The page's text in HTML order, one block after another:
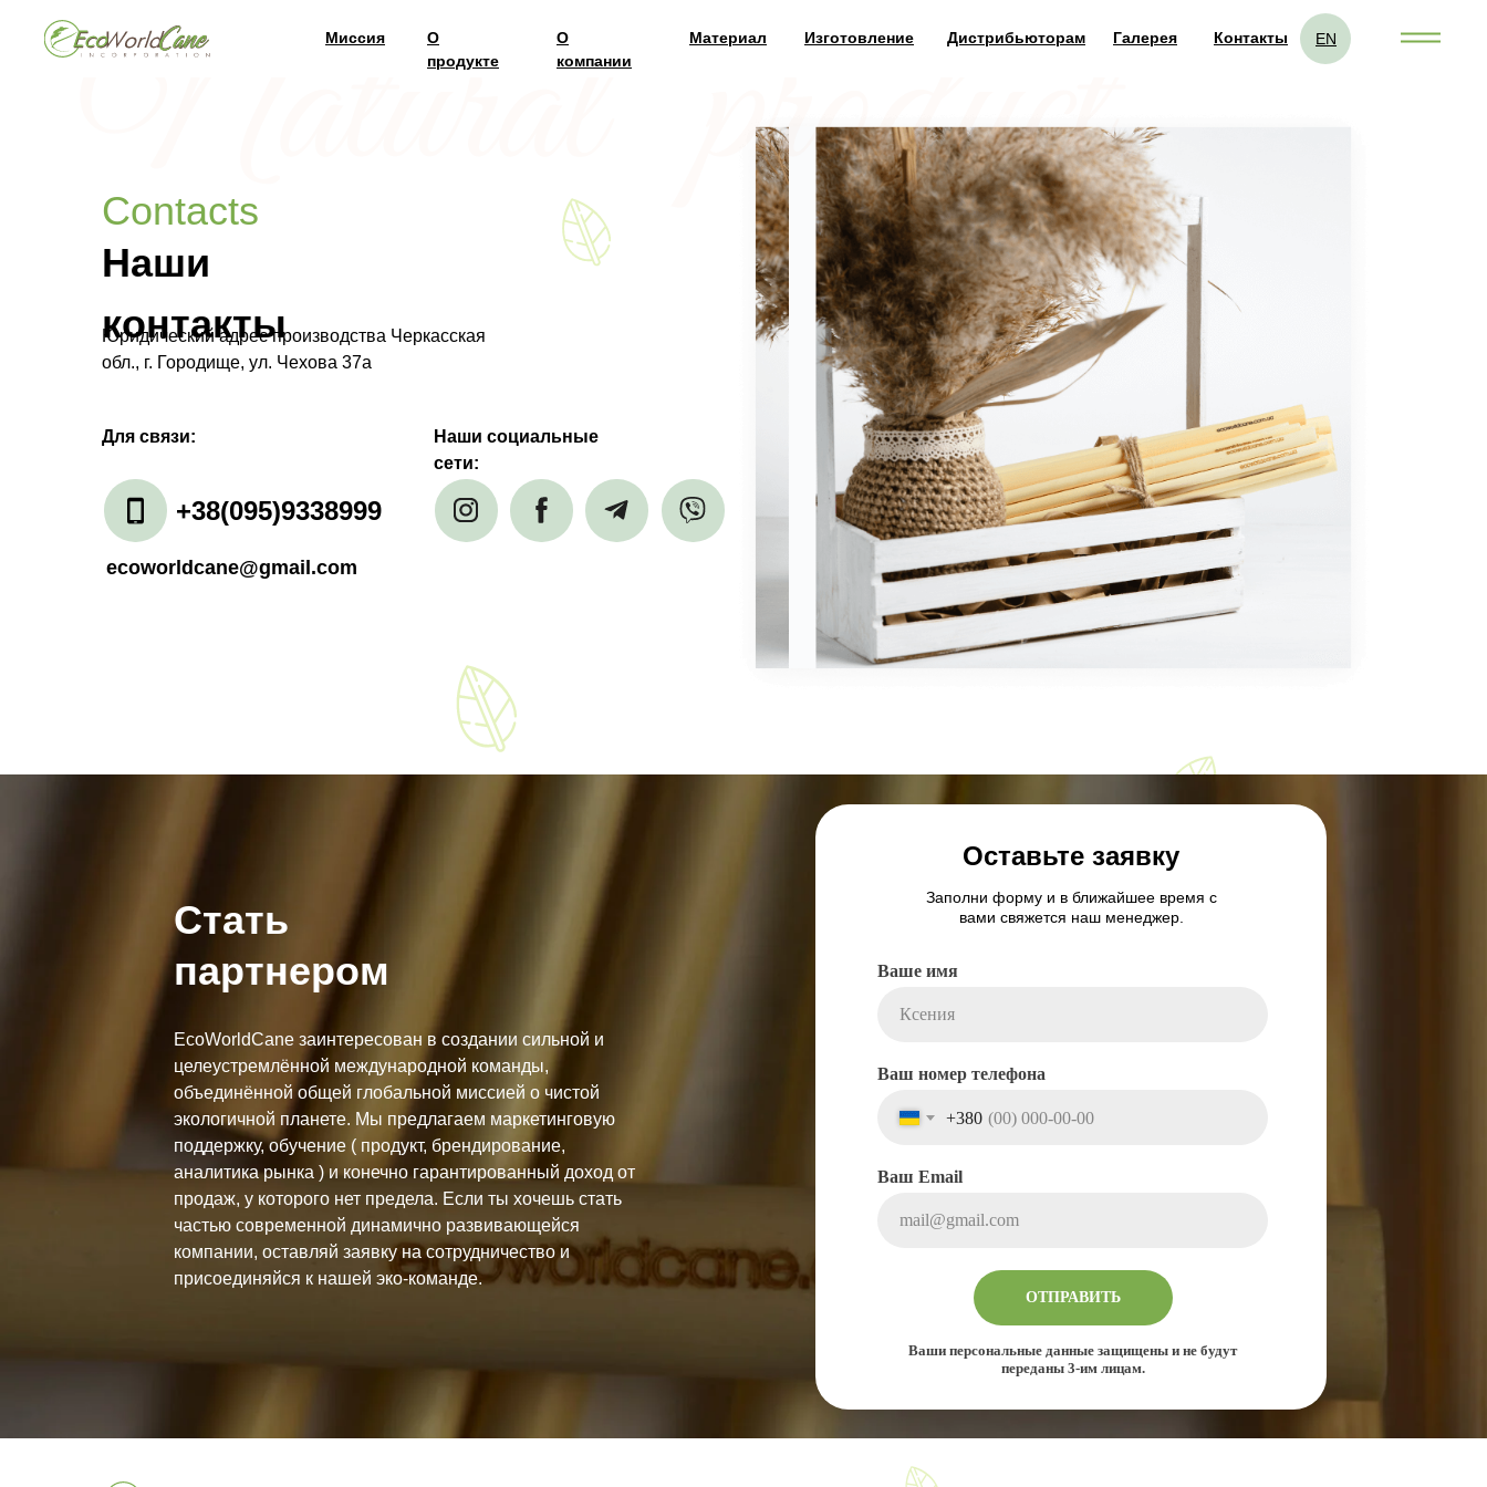
Юридический адрес производства Черкасская
обл., г. Городище, ул. Чехова 37а
Contacts
Наши
контакты
Для связи:
+38(095)9338999
Наши социальные
сети:
ecoworldcane@gmail.com
EcoWorldCane заинтересован в создании сильной и
целеустремлённой международной команды,
объединённой общей глобальной миссией о чистой
экологичной планете. Мы предлагаем маркетинговую
поддержку, обучение ( продукт, брендирование,
аналитика рынка ) и конечно гарантированный доход от
продаж, у которого нет предела. Если ты хочешь стать
частью современной динамично развивающейся
компании, оставляй заявку на сотрудничество и
присоединяйся к нашей эко-команде.
Заполни форму и в ближайшее время с
вами свяжется наш менеджер.
Стать
партнером
Оставьте заявку
Ваше имя
Ваш номер телефона
+380
Ваш Email
ОТПРАВИТЬ
Ваши персональные данные защищены и не будут
переданы 3-им лицам.
Миссия
О
продукте
О
компании
Материал Изготовление Галерея Контакты EN
Дистрибьюторам